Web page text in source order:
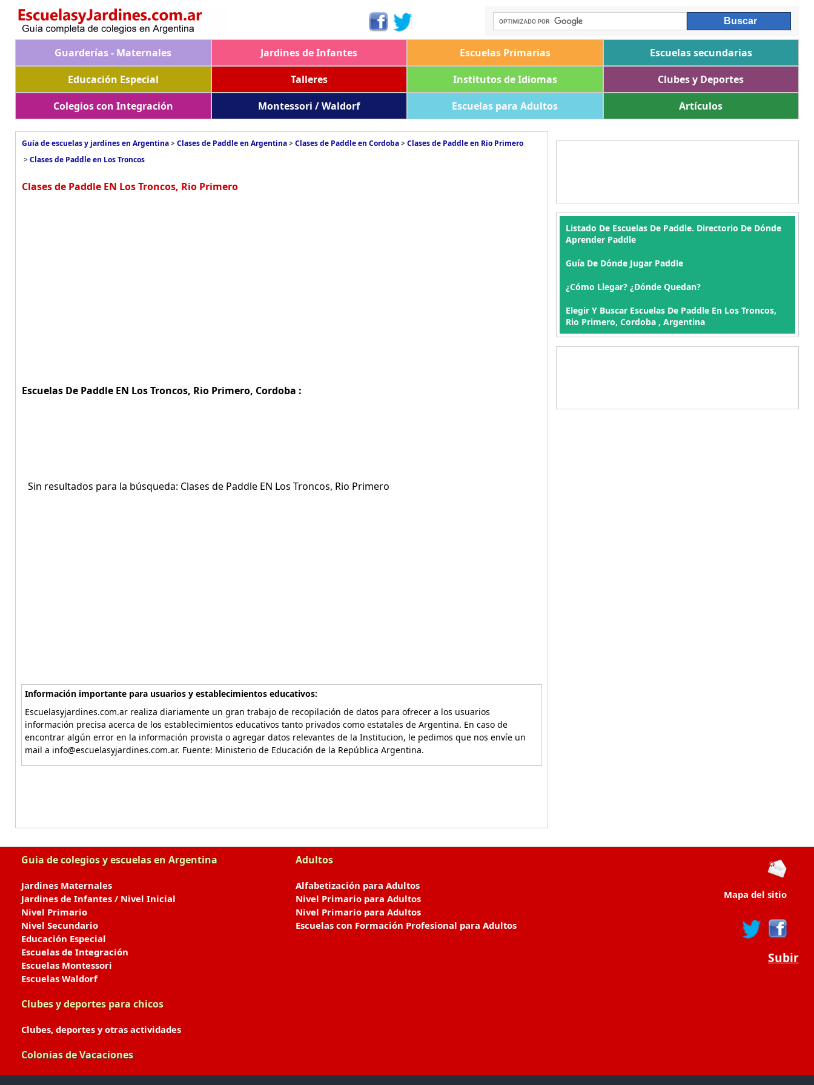
Guarderías - Maternales Jardines de Infantes Escuelas Primarias
Escuelas secundarias
Educación Especial
Talleres Institutos de Idiomas
Clubes y Deportes
Colegios con Integración
Montessori / Waldorf Escuelas para Adultos Artículos
Guía de escuelas y jardines en Argentina>Clases de Paddle en Argentina>Clases de Paddle en Cordoba>Clases de Paddle en Rio Primero
>Clases de Paddle en Los Troncos
Clases de Paddle EN Los Troncos, Rio Primero
Escuelas De Paddle EN Los Troncos, Rio Primero, Cordoba :
Sin resultados para la búsqueda: Clases de Paddle EN Los Troncos, Rio Primero
Información importante para usuarios y establecimientos educativos:
Escuelasyjardines.com.ar realiza diariamente un gran trabajo de recopilación de datos para ofrecer a los usuarios
información precisa acerca de los establecimientos educativos tanto privados como estatales de Argentina. En caso de
encontrar algún error en la información provista o agregar datos relevantes de la Institucion, le pedimos que nos envíe un
mail a info@escuelasyjardines.com.ar. Fuente: Ministerio de Educación de la República Argentina.
Listado De Escuelas De Paddle. Directorio De Dónde
Aprender Paddle
Guía De Dónde Jugar Paddle
¿Cómo Llegar? ¿Dónde Quedan?
Elegir Y Buscar Escuelas De Paddle En Los Troncos,
Rio Primero, Cordoba , Argentina
Guia de colegios y escuelas en Argentina
Jardines Maternales
Jardines de Infantes / Nivel Inicial
Nivel Primario
Nivel Secundario
Educación Especial
Escuelas de Integración
Escuelas Montessori
Escuelas Waldorf
Clubes y deportes para chicos
Clubes, deportes y otras actividades
Colonias de Vacaciones
Adultos
Alfabetización para Adultos
Nivel Primario para Adultos
Nivel Primario para Adultos
Escuelas con Formación Profesional para Adultos
Mapa del sitio
Subir